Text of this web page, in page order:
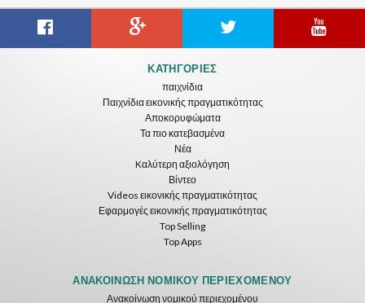
Cowboy VR
IDC Games
Δωρεάν Δωρεάν
IDC Games IDC Games IDC Games
ΚΑΤΗΓΟΡΊΕΣ
παιχνίδια
Παιχνίδια εικονικής πραγματικότητας
Αποκορυφώματα
Τα πιο κατεβασμένα
Νέα
Kαλύτερη αξιολόγηση
Βίντεο
Videos εικονικής πραγματικότητας
Εφαρμογές εικονικής πραγματικότητας
Top Selling
Top Apps
ΑΝΑΚΟΊΝΩΣΗ ΝΟΜΙΚΟΎ ΠΕΡΙΕΧΟΜΈΝΟΥ
Ανακοίνωση νομικού περιεχομένου